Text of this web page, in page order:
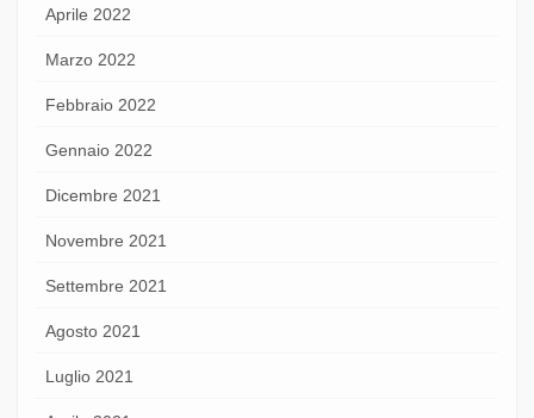
Aprile 2022
Marzo 2022
Febbraio 2022
Gennaio 2022
Dicembre 2021
Novembre 2021
Settembre 2021
Agosto 2021
Luglio 2021